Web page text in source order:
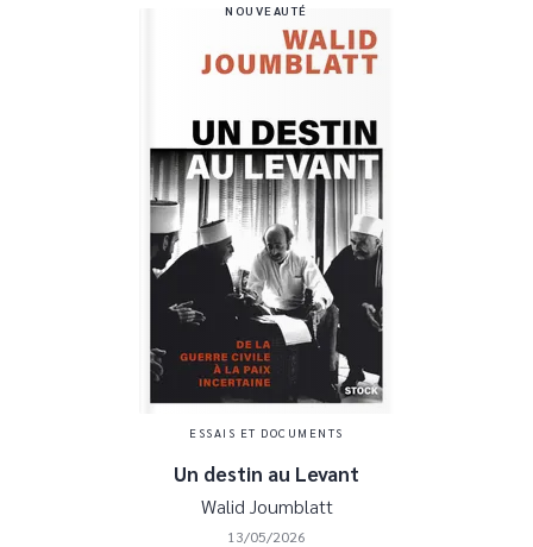
NOUVEAUTÉ
ESSAIS ET DOCUMENTS
Un destin au Levant
Walid Joumblatt
13/05/2026